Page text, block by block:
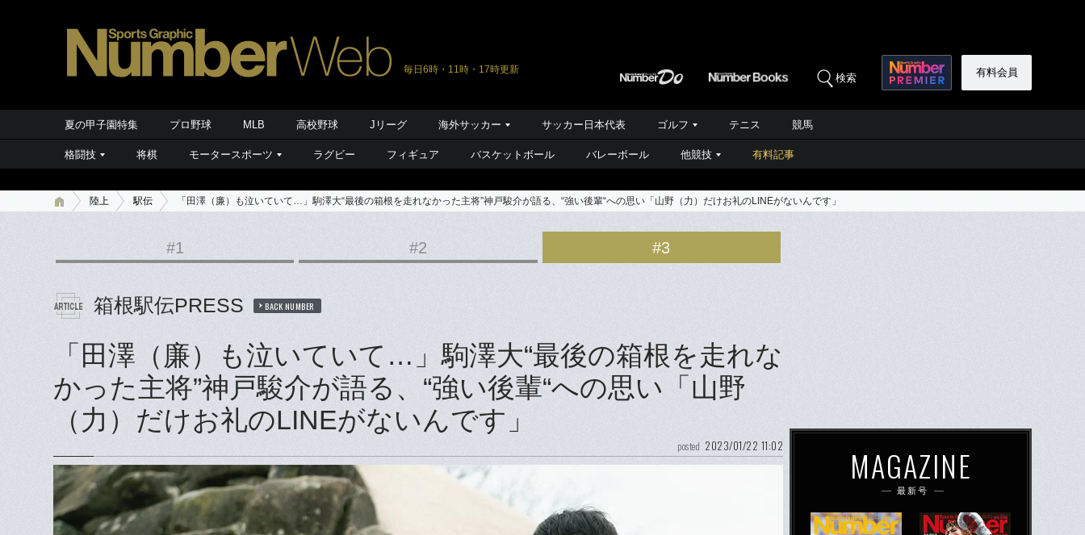
毎日6時・11時・17時更新
検索 有料会員
夏の甲子園特集 プロ野球 MLB 高校野球 Jリーグ 海外サッカー サッカー日本代表 ゴルフ テニス 競馬
格闘技 将棋 モータースポーツ ラグビー フィギュア バスケットボール バレーボール 他競技 有料記事
陸上 駅伝 「田澤（廉）も泣いていて…」駒澤大“最後の箱根を走れなかった主将”神戸駿介が語る、“強い後輩“への思い「山野（力）だけお礼のLINEがないんです」
#1 #2 #3
箱根駅伝PRESS BACK NUMBER
「田澤（廉）も泣いていて…」駒澤大“最後の箱根を走れな
かった主将”神戸駿介が語る、“強い後輩“への思い「山野
（力）だけお礼のLINEがないんです」
posted 2023/01/22 11:02 MAGAZINE
最新号